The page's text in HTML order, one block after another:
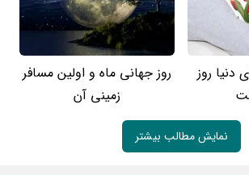
دنیا روز
روز جهانی ماه و اولین مسافر
زمینی آن
نمایش مطالب بیشتر